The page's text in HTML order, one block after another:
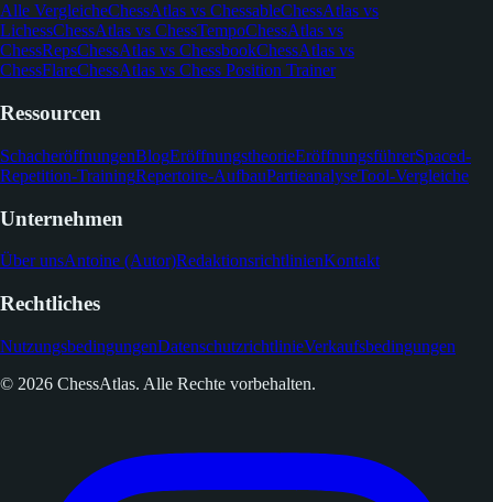
Alle VergleicheChessAtlas vs ChessableChessAtlas vs
LichessChessAtlas vs ChessTempoChessAtlas vs
ChessRepsChessAtlas vs ChessbookChessAtlas vs
ChessFlareChessAtlas vs Chess Position Trainer
Ressourcen
SchacheröffnungenBlogEröffnungstheorieEröffnungsführerSpaced-
Repetition-TrainingRepertoire-AufbauPartieanalyseTool-Vergleiche
Unternehmen
Über unsAntoine (Autor)RedaktionsrichtlinienKontakt
Rechtliches
NutzungsbedingungenDatenschutzrichtlinieVerkaufsbedingungen
© 2026 ChessAtlas. Alle Rechte vorbehalten.